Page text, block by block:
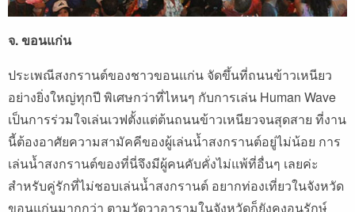
จ. ขอนแก่น
ประเพณีสงกรานต์ของชาวขอนแก่น จัดขึ้นที่ถนนข้าวเหนียว
อย่างยิ่งใหญ่ทุกปี พิเศษกว่าที่ไหนๆ กับการเล่น Human Wave
เป็นการร่วมใจเล่นเวฟตั้งแต่ต้นถนนข้าวเหนียวจนสุดสาย ที่งาน
นี้ต้องอาศัยความสามัคคีของผู้เล่นน้ำสงกรานต์อยู่ไม่น้อย การ
เล่นน้ำสงกรานต์ของที่นี่จึงมีผู้คนคับคั่งไม่แพ้ที่อื่นๆ เลยค่ะ
สำหรับคู่รักที่ไม่ชอบเล่นน้ำสงกรานต์ อยากท่องเที่ยวในจังหวัด
ขอนแก่นมากกว่า ตามวัดวาอารามในจังหวัดก็ยังคงอนุรักษ์